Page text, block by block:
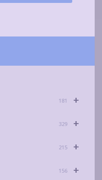
+
181
+
329
+
215
+
156